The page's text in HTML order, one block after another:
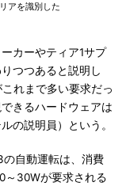
アを識別した
カーやティア1サプ
つつあると説明し
れまで多い要求だっ
きるハードウェアは
の説明員）という。
自動運転は、消費
～30Wが要求される